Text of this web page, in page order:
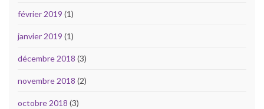
février 2019 (1)
janvier 2019 (1)
décembre 2018 (3)
novembre 2018 (2)
octobre 2018 (3)